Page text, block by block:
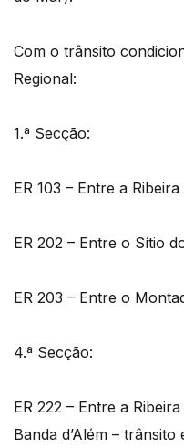
Com o trânsito
Regional:
1.ª Secção:
ER 103 – Entre a
ER 202 – Entre o Sítio
ER 203 – Entre o
4.ª Secção:
ER 222 – Entre a
Banda d’Além –